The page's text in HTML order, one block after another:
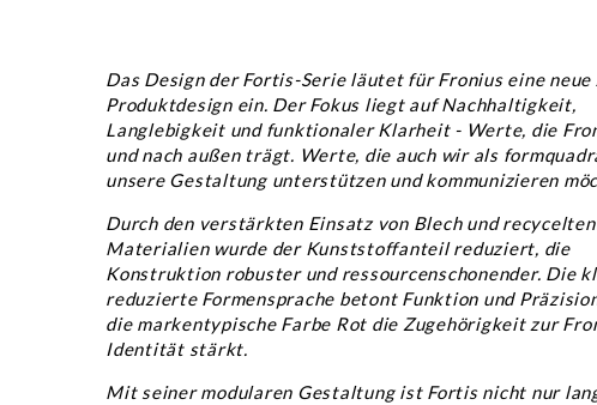
Das Design der Fortis-Serie läutet für Fronius eine neue
Produktdesign ein. Der Fokus liegt auf Nachhaltigkeit,
Langlebigkeit und funktionaler Klarheit - Werte, die
und nach außen trägt. Werte, die auch wir als
unsere Gestaltung unterstützen und kommunizieren
Durch den verstärkten Einsatz von Blech und recycelten
Materialien wurde der Kunststoffanteil reduziert, die
Konstruktion robuster und ressourcenschonender. Die
reduzierte Formensprache betont Funktion und
die markentypische Farbe Rot die Zugehörigkeit zur
Identität stärkt.
Mit seiner modularen Gestaltung ist Fortis nicht nur